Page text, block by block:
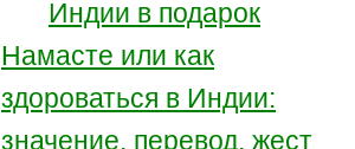
Индии в подарок
Намасте или как
здороваться в Индии:
значение, перевод, жест